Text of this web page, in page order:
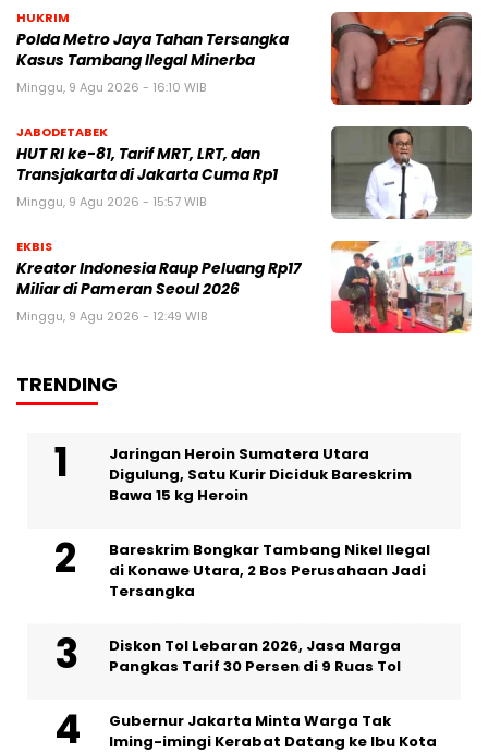
HUKRIM
Polda Metro Jaya Tahan Tersangka
Kasus Tambang Ilegal Minerba
Minggu, 9 Agu 2026 - 16:10 WIB
JABODETABEK
HUT RI ke-81, Tarif MRT, LRT, dan
Transjakarta di Jakarta Cuma Rp1
Minggu, 9 Agu 2026 - 15:57 WIB
EKBIS
Kreator Indonesia Raup Peluang Rp17
Miliar di Pameran Seoul 2026
Minggu, 9 Agu 2026 - 12:49 WIB
TRENDING
Jaringan Heroin Sumatera Utara
Digulung, Satu Kurir Diciduk Bareskrim
Bawa 15 kg Heroin
Bareskrim Bongkar Tambang Nikel Ilegal
di Konawe Utara, 2 Bos Perusahaan Jadi
Tersangka
Diskon Tol Lebaran 2026, Jasa Marga
Pangkas Tarif 30 Persen di 9 Ruas Tol
Gubernur Jakarta Minta Warga Tak
Iming-imingi Kerabat Datang ke Ibu Kota